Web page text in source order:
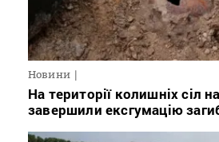
Новини
На території колишніх сіл
завершили ексгумацію